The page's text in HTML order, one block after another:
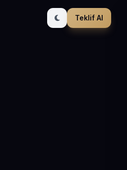
Teklif Al